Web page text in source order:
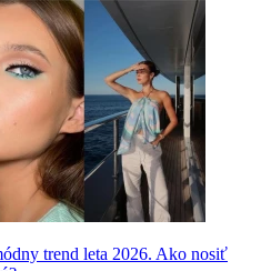
trend leta 2026. Ako nosiť